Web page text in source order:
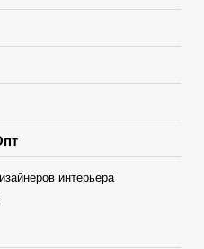
интерьера